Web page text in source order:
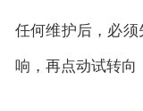
任何维护后，必
响，再点动试转向